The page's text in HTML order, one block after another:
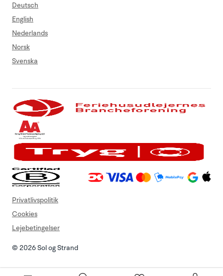
Deutsch
English
Nederlands
Norsk
Svenska
© 2026 Sol og Strand
Privatlivspolitik
Cookies
Lejebetingelser